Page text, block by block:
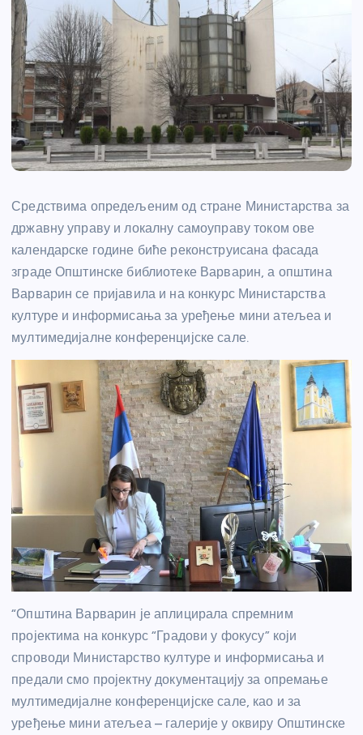
Средствима опредељеним од стране Министарства за
државну управу и локалну самоуправу током ове
календарске године биће реконструисана фасада
зграде Општинске библиотеке Варварин, а општина
Варварин се пријавила и на конкурс Министарства
културе и информисања за уређење мини атељеа и
мултимедијалне конференцијске сале.
“Општина Варварин је аплицирала спремним
пројектима на конкурс “Градови у фокусу” који
спроводи Министарство културе и информисања и
предали смо пројектну документацију за опремање
мултимедијалне конференцијске сале, као и за
уређење мини атељеа – галерије у оквиру Општинске